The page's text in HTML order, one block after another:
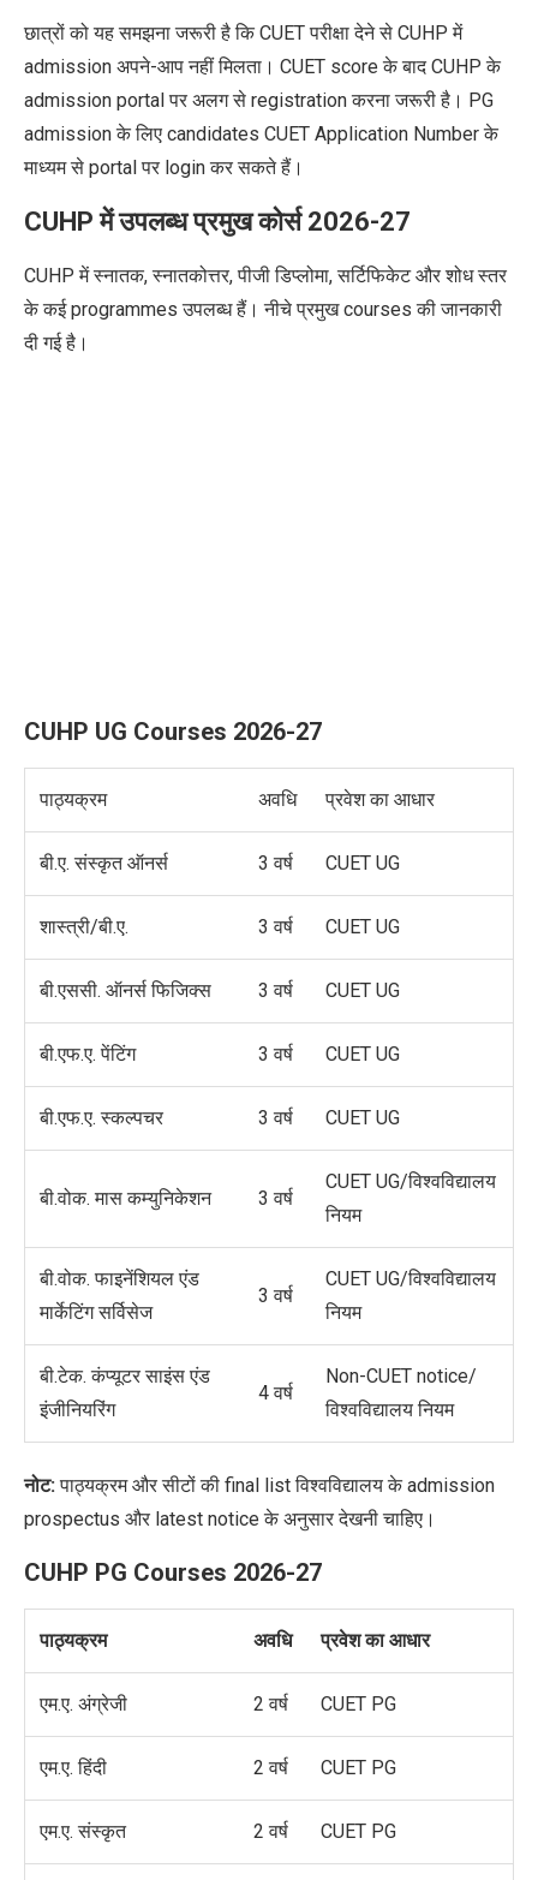
छात्रों को यह समझना जरूरी है कि CUET परीक्षा देने से CUHP में
admission अपने-आप नहीं मिलता। CUET score के बाद CUHP के
admission portal पर अलग से registration करना जरूरी है। PG
admission के लिए candidates CUET Application Number के
माध्यम से portal पर login कर सकते हैं।
CUHP में उपलब्ध प्रमुख कोर्स 2026-27
CUHP में स्नातक, स्नातकोत्तर, पीजी डिप्लोमा, सर्टिफिकेट और शोध स्तर
के कई programmes उपलब्ध हैं। नीचे प्रमुख courses की जानकारी
दी गई है।
CUHP UG Courses 2026-27
पाठ्यक्रम अवधि प्रवेश का आधार
बी.ए. संस्कृत ऑनर्स 3 वर्ष CUET UG
शास्त्री/बी.ए. 3 वर्ष CUET UG
बी.एससी. ऑनर्स फिजिक्स 3 वर्ष CUET UG
बी.एफ.ए. पेंटिंग 3 वर्ष CUET UG
बी.एफ.ए. स्कल्पचर 3 वर्ष CUET UG
बी.वोक. मास कम्युनिकेशन 3 वर्ष
CUET UG/विश्वविद्यालय
नियम
बी.वोक. फाइनेंशियल एंड
मार्केटिंग सर्विसेज
3 वर्ष
CUET UG/विश्वविद्यालय
नियम
बी.टेक. कंप्यूटर साइंस एंड
इंजीनियरिंग
4 वर्ष
Non-CUET notice/
विश्वविद्यालय नियम
नोट:पाठ्यक्रम और सीटों की final list विश्वविद्यालय के admission
prospectus और latest notice के अनुसार देखनी चाहिए।
CUHP PG Courses 2026-27
पाठ्यक्रम अवधि प्रवेश का आधार
एम.ए. अंग्रेजी 2 वर्ष CUET PG
एम.ए. हिंदी 2 वर्ष CUET PG
एम.ए. संस्कृत 2 वर्ष CUET PG